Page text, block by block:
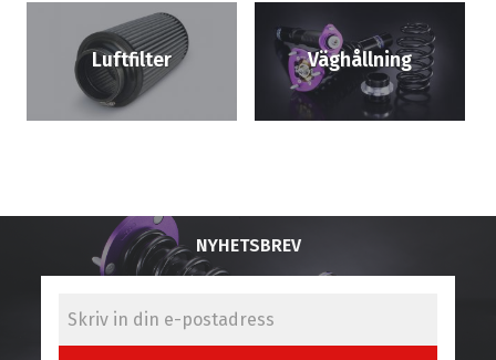
Luftfilter Väghållning
NYHETSBREV